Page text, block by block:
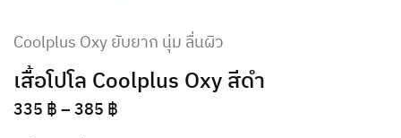
Coolplus Oxy ยับยาก นุ่ม ลื่นผิว
เสื้อโปโล Coolplus Oxy สีดำ
335 ฿–385 ฿